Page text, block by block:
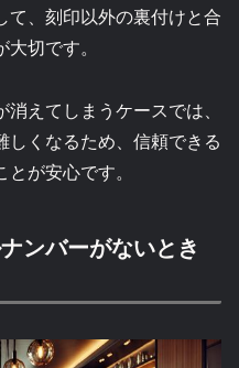
て、刻印以外の裏付けと合
切です。
えてしまうケースでは、
しくなるため、信頼できる
が安心です。
ンバーがないとき